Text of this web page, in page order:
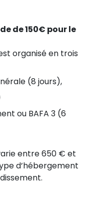
de 150€ pour le
organisé en trois
(8 jours),
ou BAFA 3 (6
entre 650 € et
d’hébergement